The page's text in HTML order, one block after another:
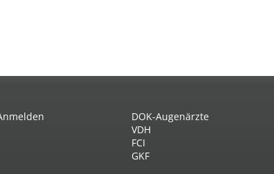
DOK-Augenärzte
VDH
FCI
GKF